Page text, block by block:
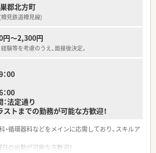
郡北方町
見鉄道樽見線)
円～2,300円
験等を考慮のうえ、面接後決定。
：00
00
法定通り
トまでの勤務が可能な方歓迎！
・循環器科などをメインに応需しており、スキルア
の出勤が可能な方歓迎！